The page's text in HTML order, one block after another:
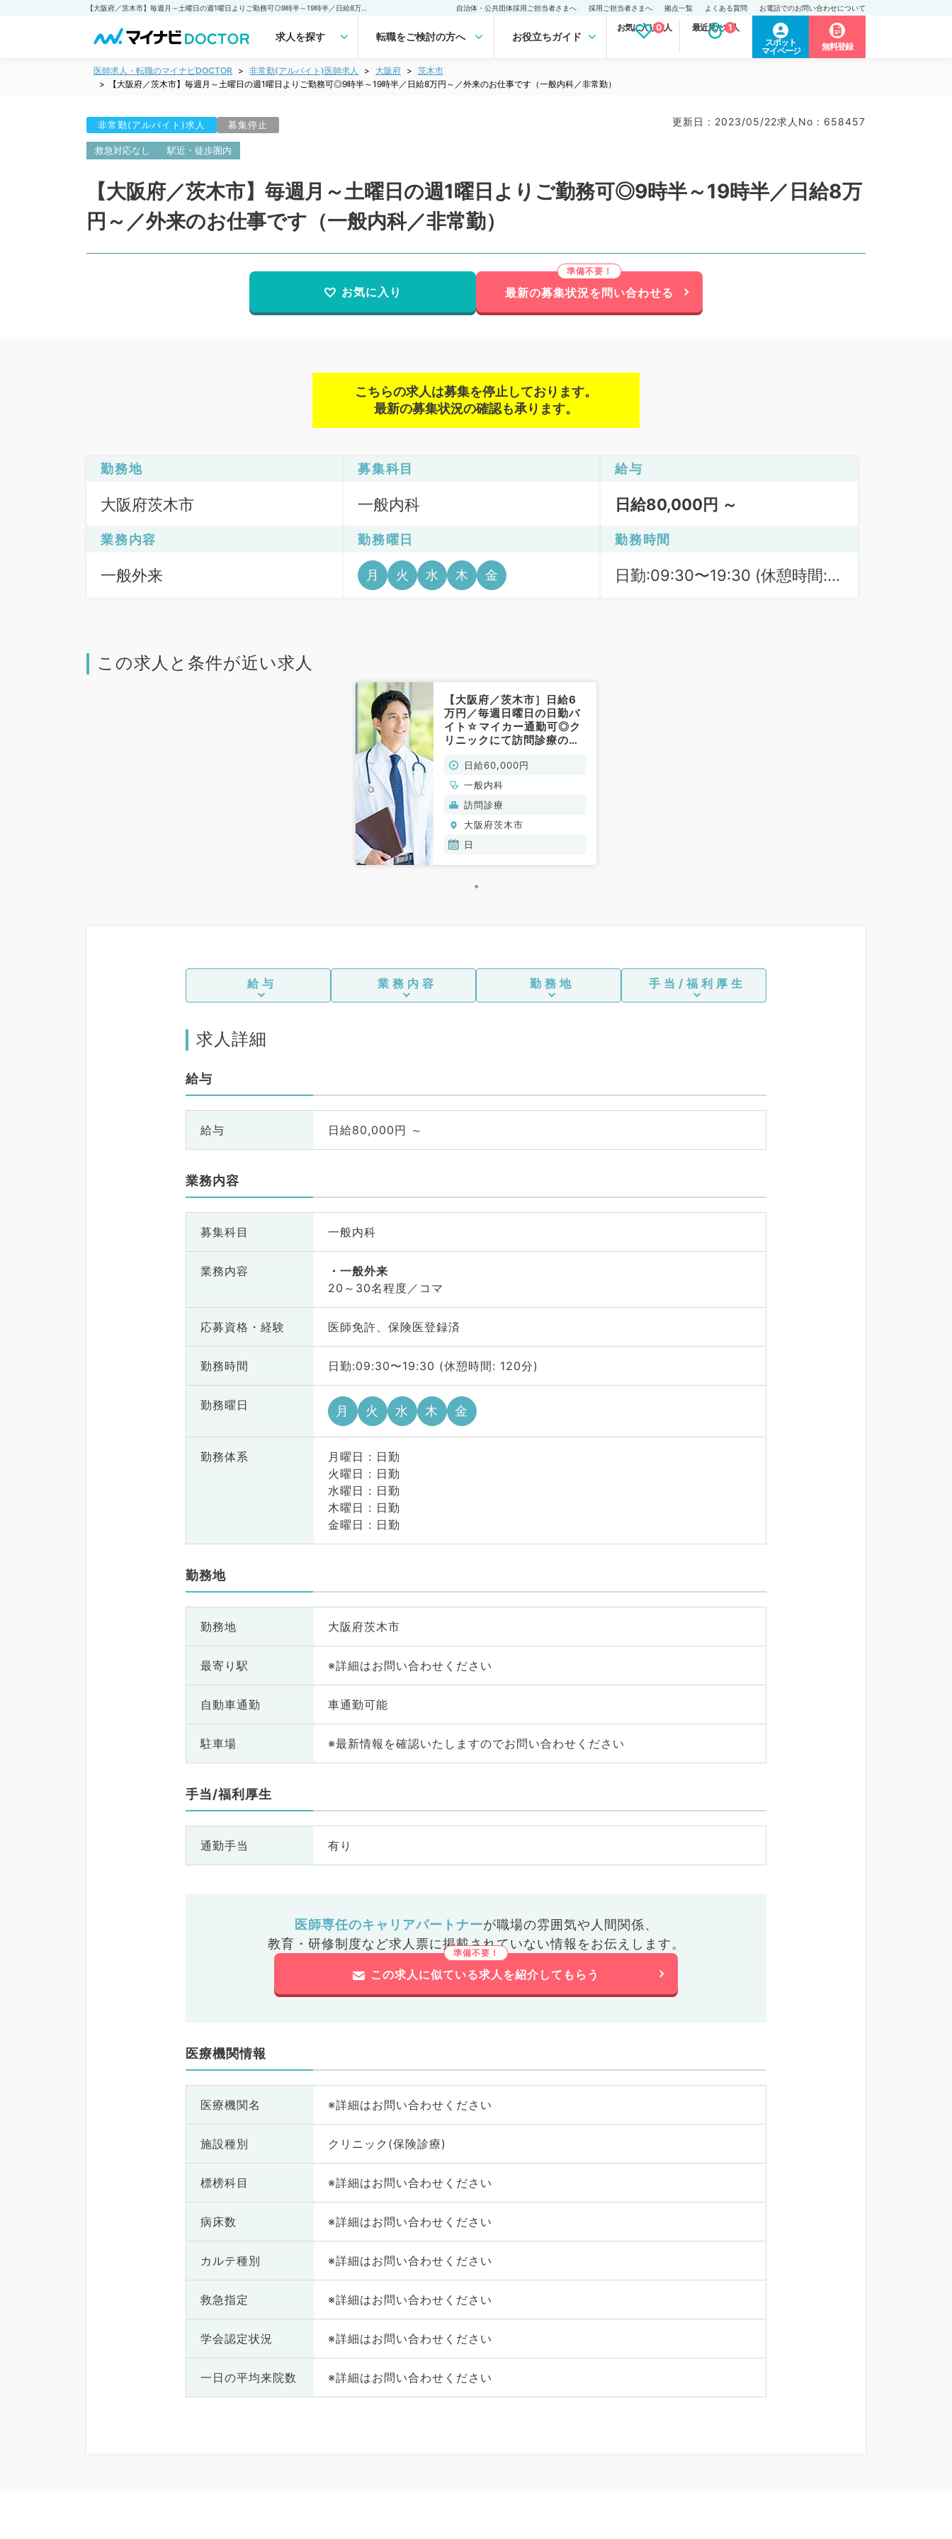
自治体・公共団体採用ご担当者さまへ 採用ご担当者さまへ 拠点一覧 よくある質問 お電話でのお問い合わせについて
求人を探す 転職をご検討の方へ お役立ちガイド
お気に入り求人
0 最近見た求人
1
スポット
マイページ
無料登録
医師求人・転職のマイナビDOCTOR 非常勤(アルバイト)医師求人 大阪府
茨木市
【大阪府／茨木市】毎週月～土曜日の週1曜日よりご勤務可◎9時半～19時半／日給8万円～／外来のお仕事です（一般内科／非常勤）
非常勤(アルバイト)求人 募集停止 更新日 : 2023/05/22求人No : 658457
救急対応なし 駅近・徒歩圏内
【大阪府／茨木市】毎週月～土曜日の週1曜日よりご勤務可◎9時半～19時半／日給8万
円～／外来のお仕事です（一般内科／非常勤）
お気に入り 最新の募集状況を問い合わせる
こちらの求人は募集を停止しております。
最新の募集状況の確認も承ります。
勤務地
大阪府茨木市
募集科目
一般内科
給与
日給80,000円 ～
業務内容
一般外来
勤務曜日
月 火 水 木 金
勤務時間
日勤:09:30〜19:30 (休憩時間:
この求人と条件が近い求人
【大阪府／茨木市］日給6
万円／毎週日曜日の日勤バ
イト☆マイカー通勤可◎ク
リニックにて訪問診療のお
常勤）日給60,000円
一般内科
訪問診療
大阪府茨木市
日
給与 業務内容 勤務地 手当/福利厚生
求人詳細
給与
給与 日給80,000円 ～
業務内容
募集科目 一般内科
業務内容
一般外来
20～30名程度／コマ
応募資格・ 経験 医師免許、保険医登録済
勤務時間 日勤:09:30〜19:30 (休憩時間: 120分)
勤務曜日 月 火 水 木 金
勤務体系
月曜日 : 日勤
火曜日 : 日勤
水曜日 : 日勤
木曜日 : 日勤
金曜日 : 日勤
勤務地
勤務地 大阪府茨木市
最寄り駅 ※詳細はお問い合わせください
自動車通勤 車通勤可能
駐車場 ※最新情報を確認いたしますのでお問い合わせください
手当/福利厚生
通勤手当 有り
医師専任のキャリアパートナーが職場の雰囲気や人間関係、
教育・研修制度など求人票に掲載されていない情報をお伝えします。
この求人に似ている求人を紹介してもらう
医療機関情報
医療機関名 ※詳細はお問い合わせください
施設種別 クリニック(保険診療)
標榜科目 ※詳細はお問い合わせください
病床数 ※詳細はお問い合わせください
カルテ種別 ※詳細はお問い合わせください
救急指定 ※詳細はお問い合わせください
学会認定状況 ※詳細はお問い合わせください
一日の平均来院数 ※詳細はお問い合わせください